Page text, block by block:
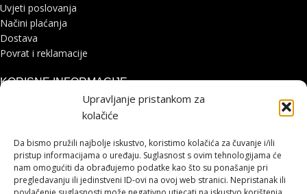
Upravljanje pristankom za
kolačiće
Da bismo pružili najbolje iskustvo, koristimo kolačića za čuvanje i/ili
pristup informacijama o uređaju. Suglasnost s ovim tehnologijama će
nam omogućiti da obrađujemo podatke kao što su ponašanje pri
pregledavanju ili jedinstveni ID-ovi na ovoj web stranici. Nepristanak ili
Uvjeti poslovanja
Načini plaćanja
Dostava
Povrat i reklamacije
KORISNE INFORMACIJE
Zaštita osobnih podataka
Pohvale i prigovori
Platforma za online rješavanje sporova
STRANICE